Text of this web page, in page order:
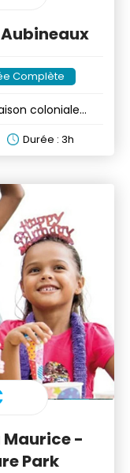
Complète
coloniale
Durée : 3h
-
Park